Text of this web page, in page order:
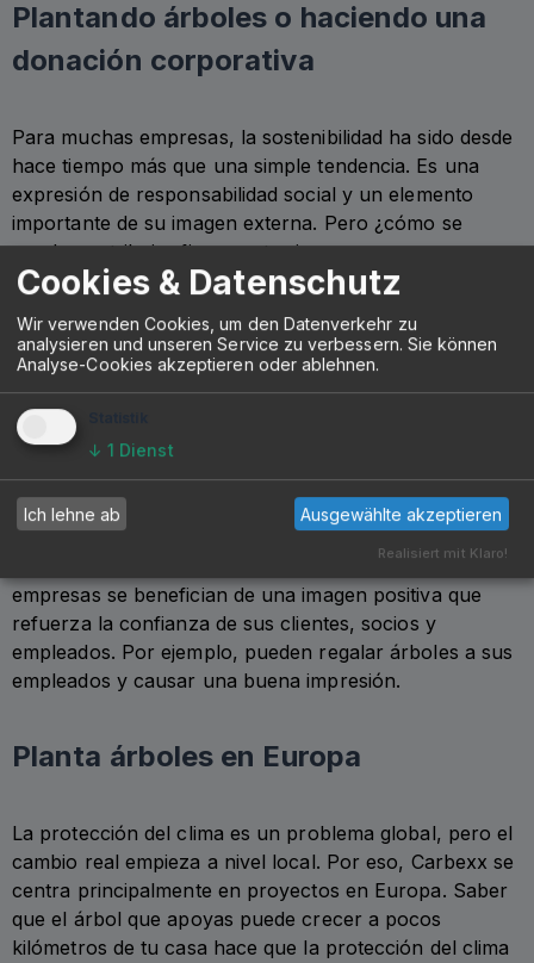
Cookies & Datenschutz
Wir verwenden Cookies, um den Datenverkehr zu
analysieren und unseren Service zu verbessern. Sie können
Analyse-Cookies akzeptieren oder ablehnen.
↓ 1 Dienst
Ich lehne ab Ausgewählte akzeptieren
Realisiert mit Klaro!
Plantando árboles o haciendo una
donación corporativa
Para muchas empresas, la sostenibilidad ha sido desde
hace tiempo más que una simple tendencia. Es una
expresión de responsabilidad social y un elemento
importante de su imagen externa. Pero ¿cómo se
puede contribuir eficazmente sin un gran
departamento de RSE o complejos procesos de
oportunidad de plantar árboles o apoyar proyectos de
reforestación de forma específica, individual,
transparente y con el mínimo esfuerzo.
Nuestra plataforma proporciona informes
estandarizados para seguir el progreso de las medidas
de sostenibilidad. Estos datos basados en evidencia se
pueden integrar fácilmente en informes de RSE o
empresas se benefician de una imagen positiva que
refuerza la confianza de sus clientes, socios y
empleados. Por ejemplo, pueden regalar árboles a sus
empleados y causar una buena impresión.
Planta árboles en Europa
La protección del clima es un problema global, pero el
cambio real empieza a nivel local. Por eso, Carbexx se
centra principalmente en proyectos en Europa. Saber
que el árbol que apoyas puede crecer a pocos
kilómetros de tu casa hace que la protección del clima